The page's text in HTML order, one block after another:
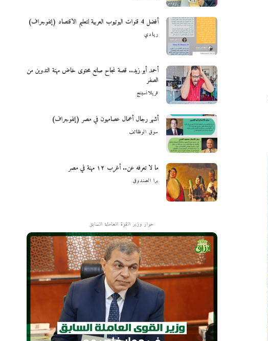
أفضل 4 قنوات اليوتيوب العربية لتعليم الاقتصاد (إنفوجراف)
ريادي
أحمد أبو زيد.. قصة نجاح صانع محتوى خاض مهنة التدوين من
الصفر
فريلانسينج
أشهر رجال أعمال عصاميون في مصر (إنفوجراف)
سوق الوظائف
ما لا تعرفه عن.. أغرب ١٢ مهنة في مصر
برا الصندوق
حوار وزير القوة العاملة السابق